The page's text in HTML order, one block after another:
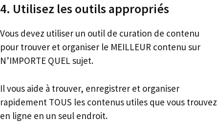
4. Utilisez les outils appropriés
Vous devez utiliser un outil de curation de contenu
pour trouver et organiser le MEILLEUR contenu sur
N’IMPORTE QUEL sujet.
Il vous aide à trouver, enregistrer et organiser
rapidement TOUS les contenus utiles que vous trouvez
en ligne en un seul endroit.